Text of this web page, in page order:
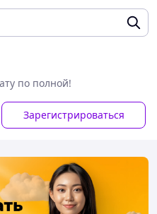
по полной!
Зарегистрироваться